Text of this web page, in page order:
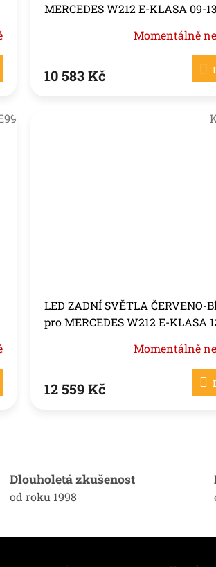
MERCEDES W212 E-KLASA 09-13
Momentálně
10 583 Kč
LED ZADNÍ SVĚTLA ČERVENO-
pro MERCEDES W212 E-KLASA
Momentálně
12 559 Kč
p
Dlouholetá zkušenost
od roku 1998